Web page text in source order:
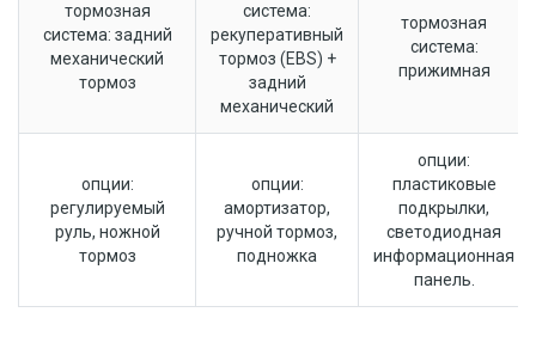
тормозная
система: задний
механический
тормоз
система:
рекуперативный
тормоз (EBS) +
задний
механический
тормозная
система:
прижимная
опции:
регулируемый
руль, ножной
тормоз
опции:
амортизатор,
ручной тормоз,
подножка
опции:
пластиковые
подкрылки,
светодиодная
информационная
панель.